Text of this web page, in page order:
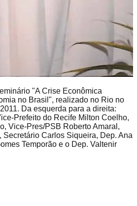
"A Crise Econômica
no Brasil", realizado no Rio no
Da esquerda para a direita:
Prefeito do Recife Milton Coelho,
Vice-Pres/PSB Roberto Amaral,
Secretário Carlos Siqueira, Dep. Ana
Temporão e o Dep. Valtenir